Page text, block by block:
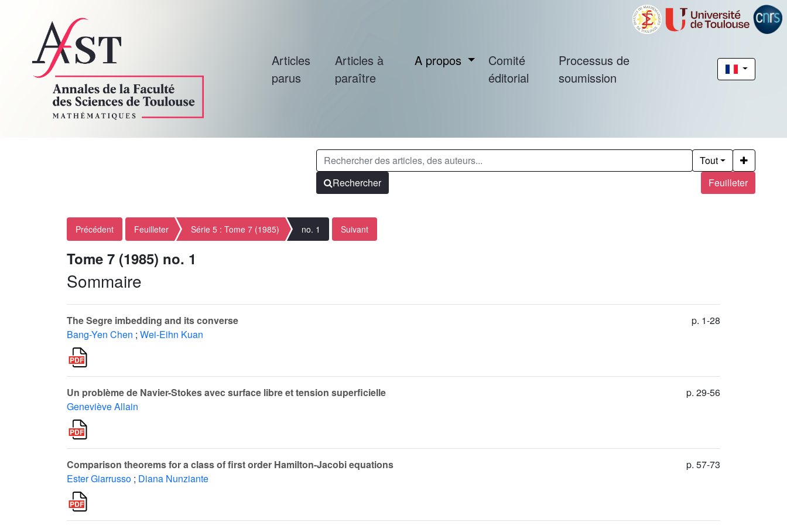
Articles
parus
Articles à
paraître
A propos
Comité
éditorial
Processus de
soumission
Feuilleter
Tout
Rechercher
Précédent Feuilleter Série 5 : Tome 7 (1985) no. 1 Suivant
Tome 7 (1985) no. 1
Sommaire
The Segre imbedding and its converse
Bang-Yen Chen ; Wei-Eihn Kuan
p. 1-28
Un problème de Navier-Stokes avec surface libre et tension superficielle
Geneviève Allain
p. 29-56
Comparison theorems for a class of first order Hamilton-Jacobi equations
Ester Giarrusso ; Diana Nunziante
p. 57-73